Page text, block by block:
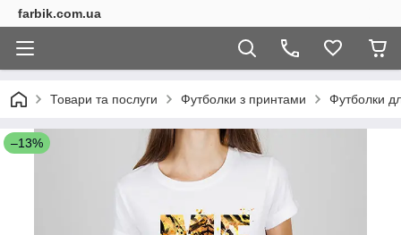
farbik.com.ua
Товари та послуги Футболки з принтами Футболки
–13%